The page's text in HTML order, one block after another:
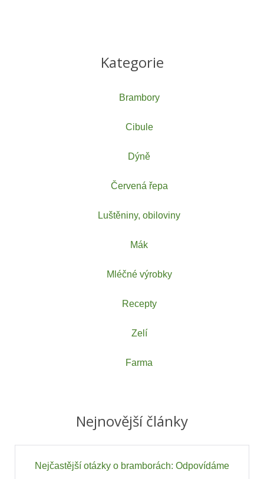
Kategorie
Brambory
Cibule
Dýně
Červená řepa
Luštěniny, obiloviny
Mák
Mléčné výrobky
Recepty
Zelí
Farma
Nejnovější články
Nejčastější otázky o bramborách: Odpovídáme